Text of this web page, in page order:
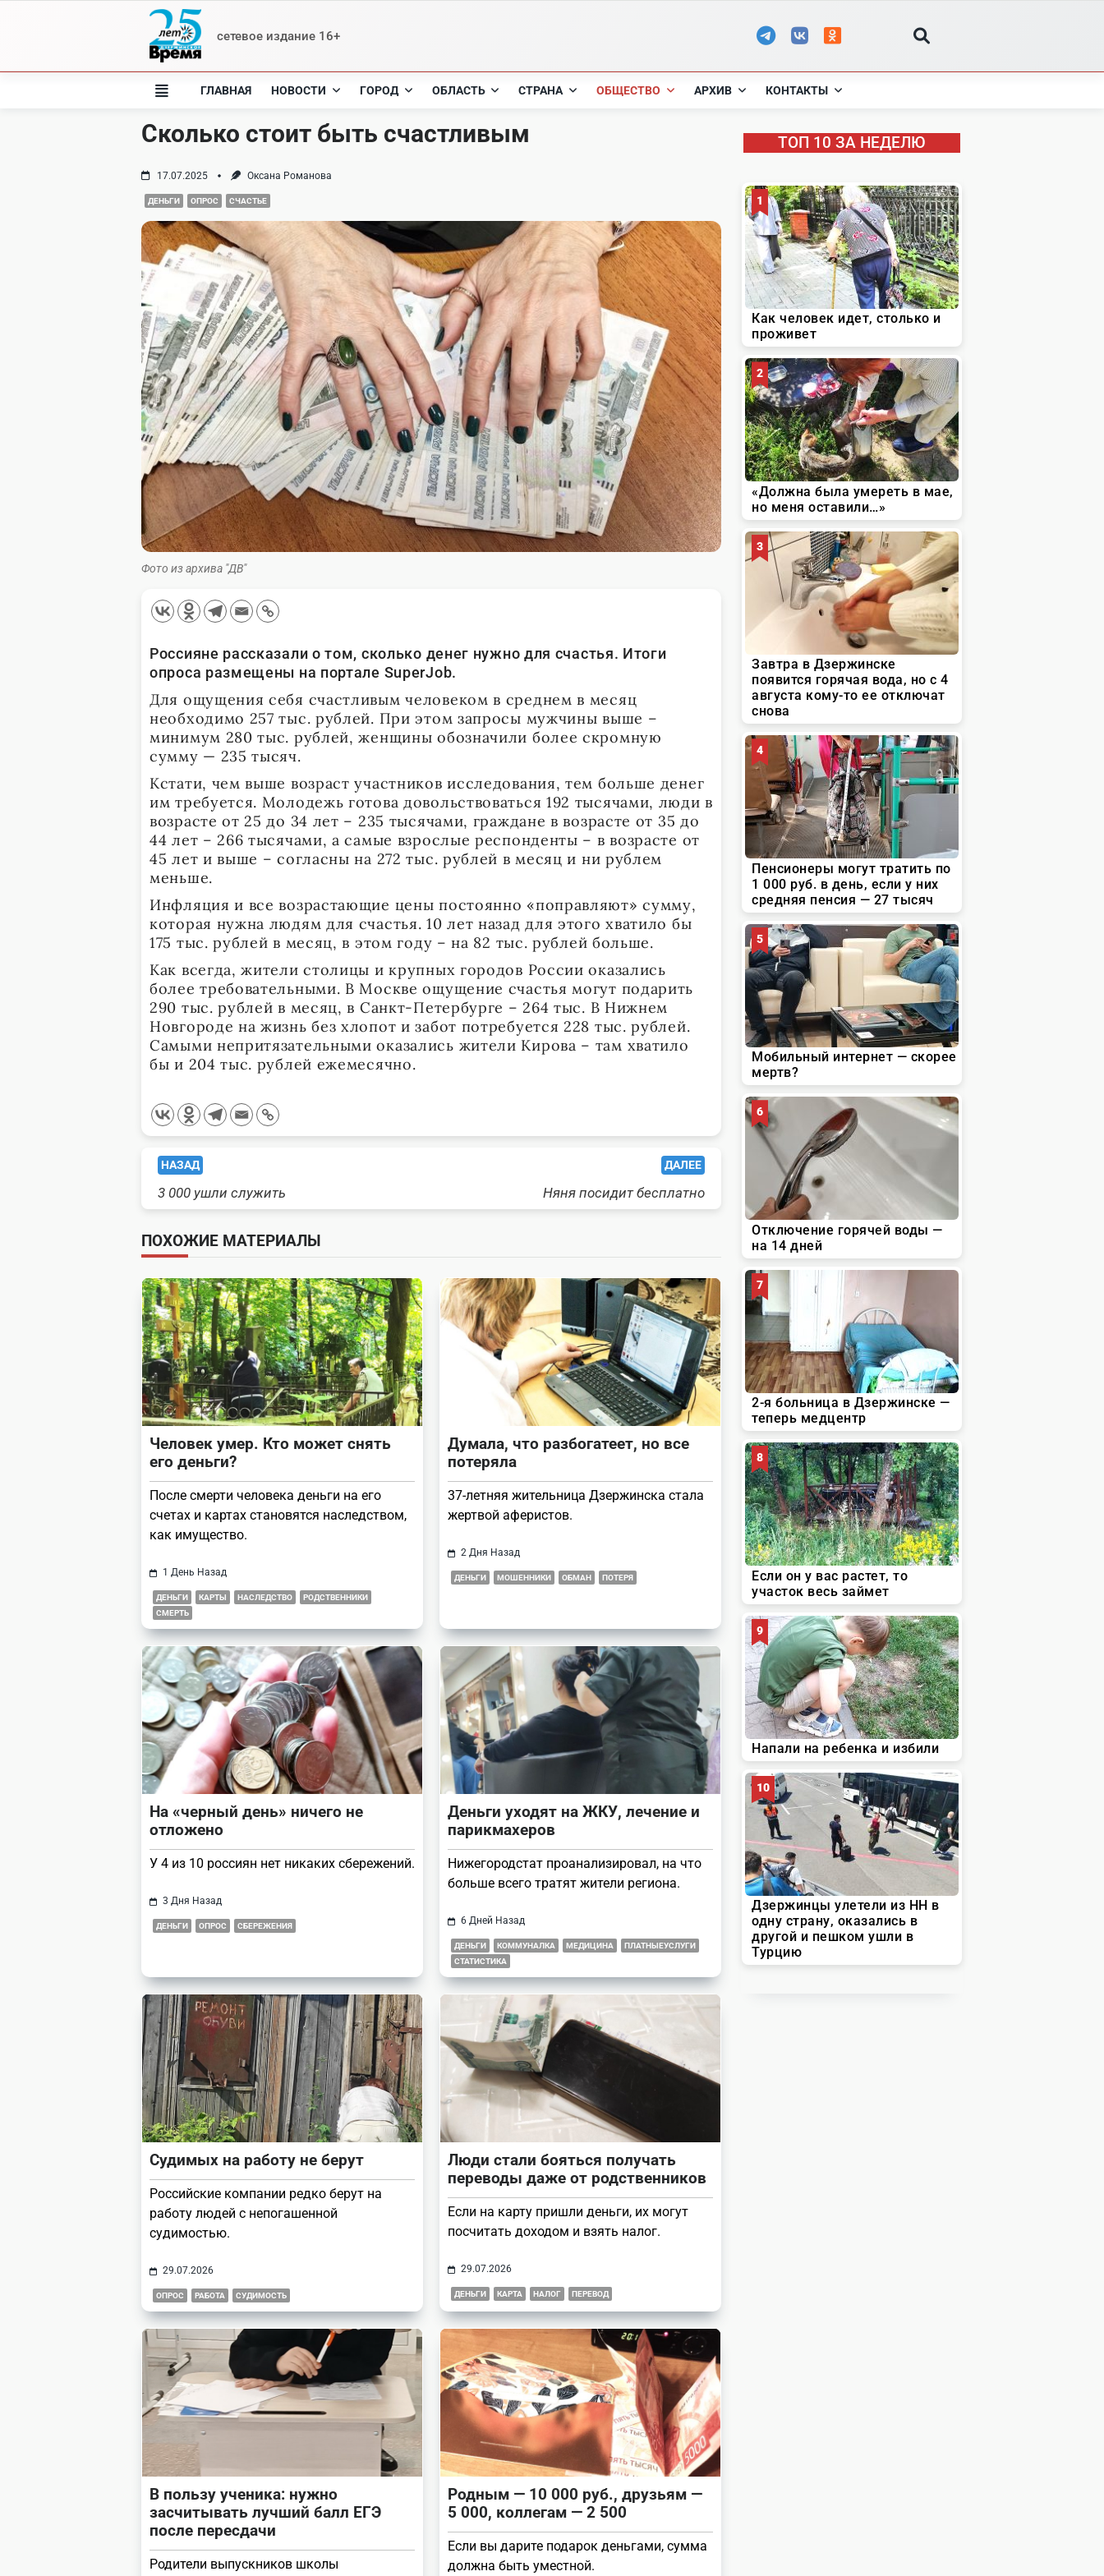
сетевое издание 16+
ГЛАВНАЯ НОВОСТИ ГОРОД ОБЛАСТЬ СТРАНА ОБЩЕСТВО АРХИВ КОНТАКТЫ
Сколько стоит быть счастливым
17.07.2025 Оксана Романова
ДЕНЬГИ ОПРОС СЧАСТЬЕ
Фото из архива "ДВ"
Россияне рассказали о том, сколько денег нужно для счастья. Итоги
опроса размещены на портале SuperJob.
Для ощущения себя счастливым человеком в среднем в месяц
необходимо 257 тыс. рублей. При этом запросы мужчины выше –
минимум 280 тыс. рублей, женщины обозначили более скромную
сумму — 235 тысяч.
Кстати, чем выше возраст участников исследования, тем больше денег
им требуется. Молодежь готова довольствоваться 192 тысячами, люди в
возрасте от 25 до 34 лет – 235 тысячами, граждане в возрасте от 35 до
44 лет – 266 тысячами, а самые взрослые респонденты – в возрасте от
45 лет и выше – согласны на 272 тыс. рублей в месяц и ни рублем
меньше.
Инфляция и все возрастающие цены постоянно «поправляют» сумму,
которая нужна людям для счастья. 10 лет назад для этого хватило бы
175 тыс. рублей в месяц, в этом году – на 82 тыс. рублей больше.
Как всегда, жители столицы и крупных городов России оказались
более требовательными. В Москве ощущение счастья могут подарить
290 тыс. рублей в месяц, в Санкт-Петербурге – 264 тыс. В Нижнем
Новгороде на жизнь без хлопот и забот потребуется 228 тыс. рублей.
Самыми непритязательными оказались жители Кирова – там хватило
бы и 204 тыс. рублей ежемесячно.
<span
class="nav-
subtitle
screen-
reader-
text">Page</span>
НАЗАД
3 000 ушли служить
ДАЛЕЕ
Няня посидит бесплатно
ПОХОЖИЕ МАТЕРИАЛЫ
Человек умер. Кто может снять
его деньги?
После смерти человека деньги на его
счетах и картах становятся наследством,
как имущество.
1 День Назад
ДЕНЬГИ КАРТЫ НАСЛЕДСТВО
РОДСТВЕННИКИ
СМЕРТЬ
Думала, что разбогатеет, но все
потеряла
37-летняя жительница Дзержинска стала
жертвой аферистов.
2 Дня Назад
ДЕНЬГИ МОШЕННИКИ ОБМАН ПОТЕРЯ
На «черный день» ничего не
отложено
У 4 из 10 россиян нет никаких сбережений.
3 Дня Назад
ДЕНЬГИ ОПРОС СБЕРЕЖЕНИЯ
Деньги уходят на ЖКУ, лечение и
парикмахеров
Нижегородстат проанализировал, на что
больше всего тратят жители региона.
6 Дней Назад
ДЕНЬГИ КОММУНАЛКА МЕДИЦИНА
ПЛАТНЫЕУСЛУГИ
СТАТИСТИКА
Судимых на работу не берут
Российские компании редко берут на
работу людей с непогашенной
судимостью.
29.07.2026
ОПРОС РАБОТА СУДИМОСТЬ
Люди стали бояться получать
переводы даже от родственников
Если на карту пришли деньги, их могут
посчитать доходом и взять налог.
29.07.2026
ДЕНЬГИ КАРТА НАЛОГ ПЕРЕВОД
В пользу ученика: нужно
засчитывать лучший балл ЕГЭ
после пересдачи
Родители выпускников школы
Родным — 10 000 руб., друзьям —
5 000, коллегам — 2 500
Если вы дарите подарок деньгами, сумма
должна быть уместной.
ТОП 10 ЗА НЕДЕЛЮ